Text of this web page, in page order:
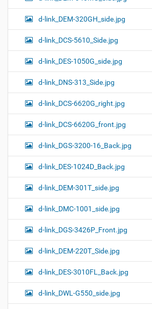
d-link_DEM-320GH_side.jpg
d-link_DCS-5610_Side.jpg
d-link_DES-1050G_side.jpg
d-link_DNS-313_Side.jpg
d-link_DCS-6620G_right.jpg
d-link_DCS-6620G_front.jpg
d-link_DGS-3200-16_Back.jpg
d-link_DES-1024D_Back.jpg
d-link_DEM-301T_side.jpg
d-link_DMC-1001_side.jpg
d-link_DGS-3426P_Front.jpg
d-link_DEM-220T_Side.jpg
d-link_DES-3010FL_Back.jpg
d-link_DWL-G550_side.jpg